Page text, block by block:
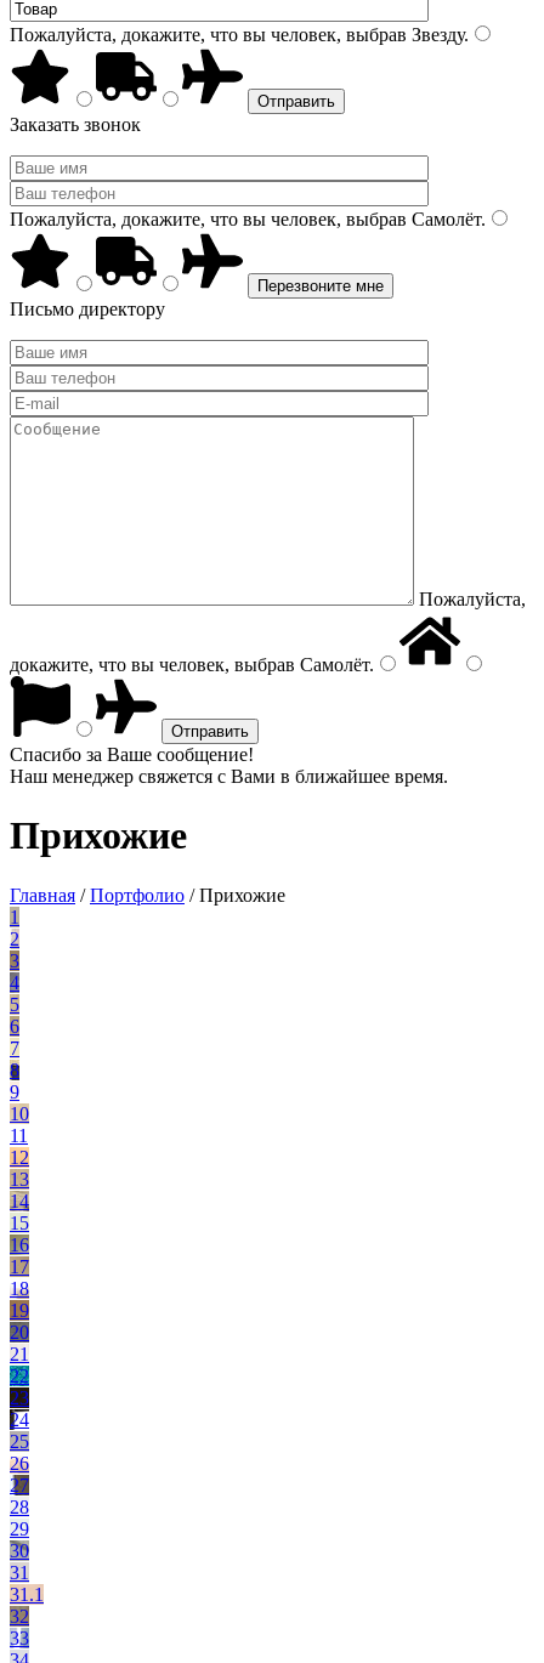
Пожалуйста, докажите, что вы человек, выбрав Звезду.
Заказать звонок
Пожалуйста, докажите, что вы человек, выбрав Самолёт.
Письмо директору
Пожалуйста,
докажите, что вы человек, выбрав Самолёт.
Спасибо за Ваше сообщение!
Наш менеджер свяжется с Вами в ближайшее время.
Прихожие
Главная /Портфолио /Прихожие
1
2
3
4
5
6
7
8
9
10
11
12
13
14
15
16
17
18
19
20
21
22
23
24
25
26
27
28
29
30
31
31.1
32
33